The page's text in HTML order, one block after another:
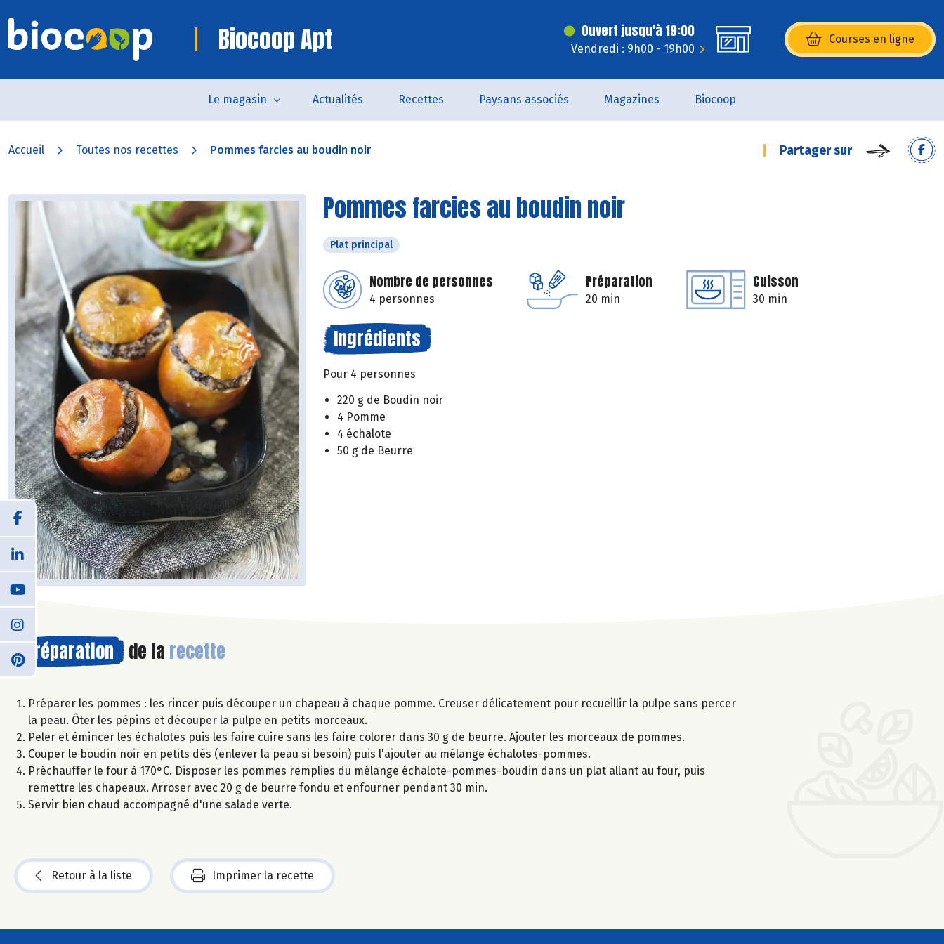
Biocoop Apt Ouvert jusqu'à 19:00
Vendredi : 9h00 - 19h00
Courses en ligne
(s’ouvre dans une nouvelle
Le magasin Actualités Recettes Paysans associés Magazines Biocoop
Accueil Toutes nos recettes Pommes farcies au boudin noir Partager sur
Pommes farcies au boudin noir
Plat principal
Nombre de personnes
4 personnes
Préparation
20 min
Cuisson
30 min
Ingrédients
Pour 4 personnes
220 g de Boudin noir
4 Pomme
4 échalote
50 g de Beurre
Préparation de la recette
Préparer les pommes : les rincer puis découper un chapeau à chaque pomme. Creuser délicatement pour recueillir la pulpe sans percer
la peau. Ôter les pépins et découper la pulpe en petits morceaux.
Peler et émincer les échalotes puis les faire cuire sans les faire colorer dans 30 g de beurre. Ajouter les morceaux de pommes.
Couper le boudin noir en petits dés (enlever la peau si besoin) puis l'ajouter au mélange échalotes-pommes.
Préchauffer le four à 170°C. Disposer les pommes remplies du mélange échalote-pommes-boudin dans un plat allant au four, puis
remettre les chapeaux. Arroser avec 20 g de beurre fondu et enfourner pendant 30 min.
Servir bien chaud accompagné d'une salade verte.
Retour à la liste Imprimer la recette